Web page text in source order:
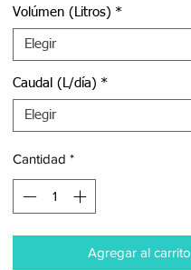
Volúmen (Litros) *
Caudal (L/día) *
Cantidad *
Agregar al carrito